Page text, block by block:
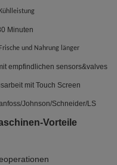
Minuten
und Nahrung länger
empfindlichen sensors&valves
mit Touch Screen
Johnson/Schneider/LS
Vorteile